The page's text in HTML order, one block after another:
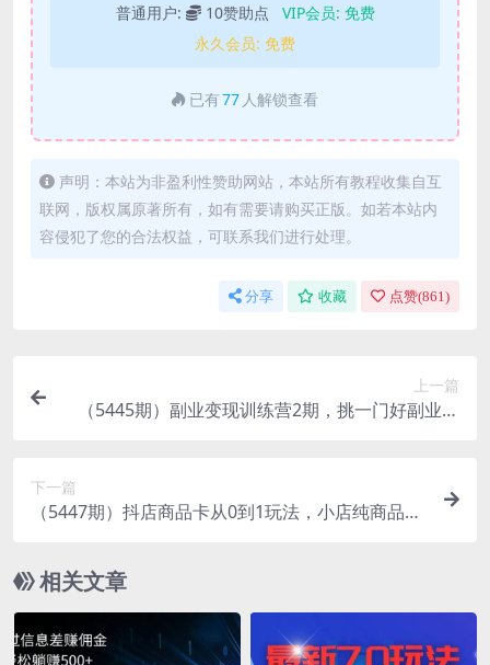
普通用户: 10赞助点 VIP会员: 免费
永久会员: 免费
已有77 人解锁查看
声明：本站为非盈利性赞助网站，本站所有教程收集自互
联网，版权属原著所有，如有需要请购买正版。如若本站内
容侵犯了您的合法权益，可联系我们进行处理。
分享 收藏 点赞(861 )
上一篇
（5445期）副业变现训练营2期，挑一门好副业，
下一篇
（5447期）抖店商品卡从0到1玩法，小店纯商品卡
相关文章